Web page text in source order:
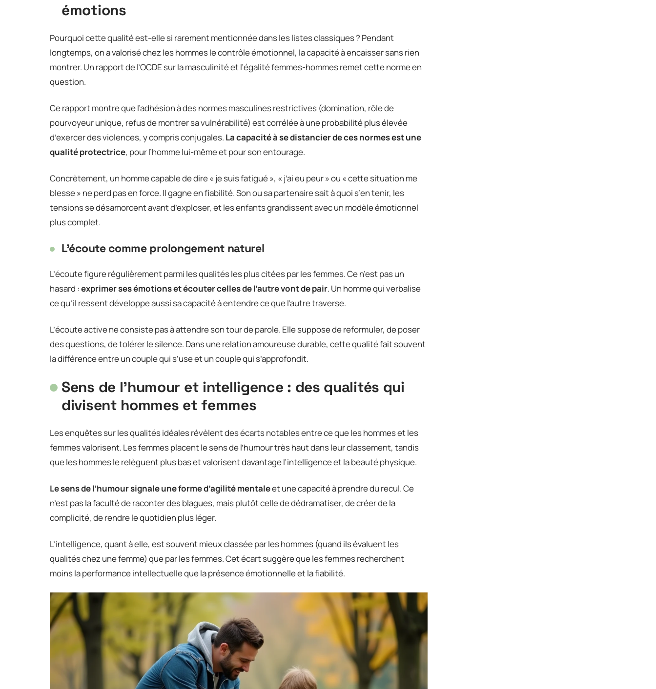
émotions
Pourquoi cette qualité est-elle si rarement mentionnée dans les listes classiques ? Pendant
longtemps, on a valorisé chez les hommes le contrôle émotionnel, la capacité à encaisser sans rien
montrer. Un rapport de l’OCDE sur la masculinité et l’égalité femmes-hommes remet cette norme en
question.
Ce rapport montre que l’adhésion à des normes masculines restrictives (domination, rôle de
pourvoyeur unique, refus de montrer sa vulnérabilité) est corrélée à une probabilité plus élevée
d’exercer des violences, y compris conjugales. La capacité à se distancier de ces normes est une
qualité protectrice, pour l’homme lui-même et pour son entourage.
Concrètement, un homme capable de dire « je suis fatigué », « j’ai eu peur » ou « cette situation me
blesse » ne perd pas en force. Il gagne en fiabilité. Son ou sa partenaire sait à quoi s’en tenir, les
tensions se désamorcent avant d’exploser, et les enfants grandissent avec un modèle émotionnel
plus complet.
L’écoute comme prolongement naturel
L’écoute figure régulièrement parmi les qualités les plus citées par les femmes. Ce n’est pas un
hasard :exprimer ses émotions et écouter celles de l’autre vont de pair. Un homme qui verbalise
ce qu’il ressent développe aussi sa capacité à entendre ce que l’autre traverse.
L’écoute active ne consiste pas à attendre son tour de parole. Elle suppose de reformuler, de poser
des questions, de tolérer le silence. Dans une relation amoureuse durable, cette qualité fait souvent
la différence entre un couple qui s’use et un couple qui s’approfondit.
Sens de l’humour et intelligence : des qualités qui
divisent hommes et femmes
Les enquêtes sur les qualités idéales révèlent des écarts notables entre ce que les hommes et les
femmes valorisent. Les femmes placent le sens de l’humour très haut dans leur classement, tandis
que les hommes le relèguent plus bas et valorisent davantage l’intelligence et la beauté physique.
Le sens de l’humour signale une forme d’agilité mentaleet une capacité à prendre du recul. Ce
n’est pas la faculté de raconter des blagues, mais plutôt celle de dédramatiser, de créer de la
complicité, de rendre le quotidien plus léger.
L’intelligence, quant à elle, est souvent mieux classée par les hommes (quand ils évaluent les
qualités chez une femme) que par les femmes. Cet écart suggère que les femmes recherchent
moins la performance intellectuelle que la présence émotionnelle et la fiabilité.